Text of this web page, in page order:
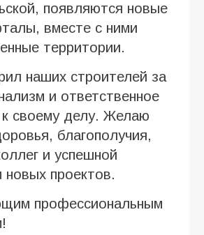
появляются новые
вместе с ними
территории.
наших строителей за
и ответственное
своему делу. Желаю
благополучия,
и успешной
новых проектов.
профессиональным